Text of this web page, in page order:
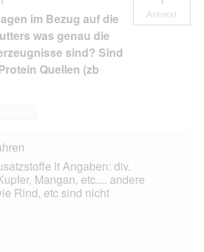
im Bezug auf die
was genau die
sind? Sind
Quellen (zb
Antwort
lt Angaben: div.
Mangan, etc.... andere
Rind, etc sind nicht